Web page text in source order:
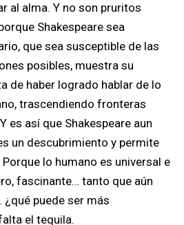
al alma. Y no son pruritos
Shakespeare sea
que sea susceptible de las
posibles, muestra su
de haber logrado hablar de lo
trascendiendo fronteras
es así que Shakespeare aun
un descubrimiento y permite
lo humano es universal e
fascinante… tanto que aún
puede ser más
el tequila.